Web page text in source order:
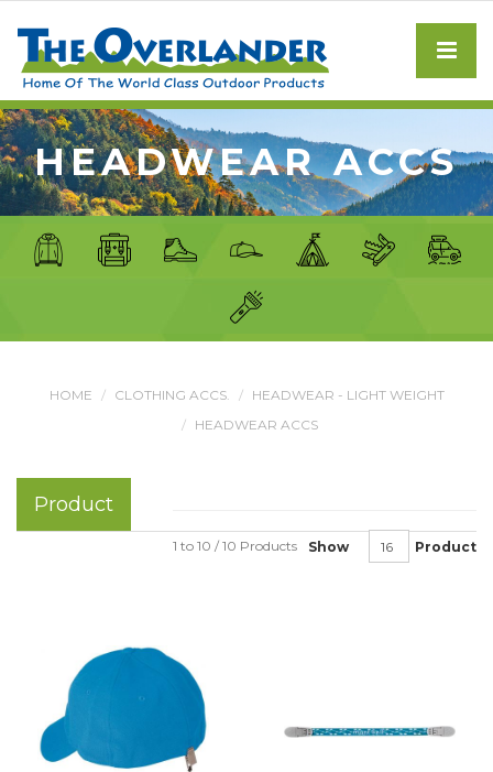
HEADWEAR ACCS
HOME CLOTHING ACCS.
HEADWEAR - LIGHT WEIGHT
HEADWEAR ACCS
Product
Show Product
1 to 10 / 10 Products